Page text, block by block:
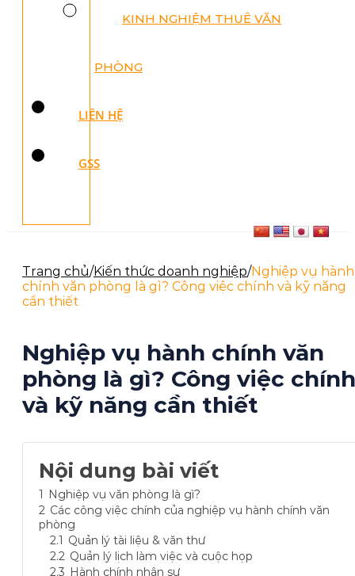
KINH NGHIỆM THUÊ VĂN
PHÒNG
LIÊN HỆ
GSS
Trang chủ/Kiến thức doanh nghiệp/Nghiệp vụ hành
chính văn phòng là gì? Công việc chính và kỹ năng
cần thiết
Nghiệp vụ hành chính văn
phòng là gì? Công việc chính
và kỹ năng cần thiết
Nội dung bài viết
1 Nghiệp vụ văn phòng là gì?
2 Các công việc chính của nghiệp vụ hành chính văn
phòng
2.1 Quản lý tài liệu & văn thư
2.2 Quản lý lịch làm việc và cuộc họp
2.3 Hành chính nhân sự